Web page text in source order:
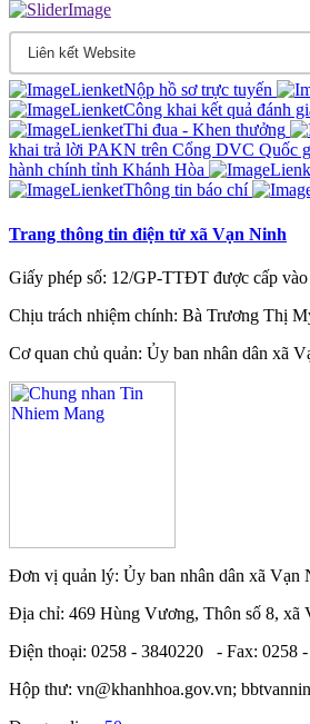
Nộp hồ sơ trực tuyến
Công khai kết quả đánh
Thi đua - Khen thưởng
khai trả lời PAKN trên Cổng DVC Quốc
hành chính tỉnh Khánh Hòa
Thông tin báo chí
Trang thông tin điện tử xã Vạn Ninh
Giấy phép số: 12/GP-TTĐT được cấp
Chịu trách nhiệm chính: Bà Trương Thị
Cơ quan chủ quản: Ủy ban nhân dân xã
Đơn vị quản lý: Ủy ban nhân dân xã Vạn
Địa chỉ: 469 Hùng Vương, Thôn số 8, xã
Điện thoại: 0258 - 3840220 - Fax: 0258 -
Hộp thư: vn@khanhhoa.gov.vn;